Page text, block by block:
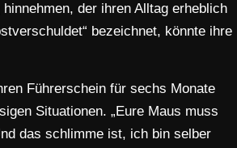
der ihren Alltag erheblich
bezeichnet, könnte ihre
Führerschein für sechs Monate
Situationen. „Eure Maus muss
das schlimme ist, ich bin selber